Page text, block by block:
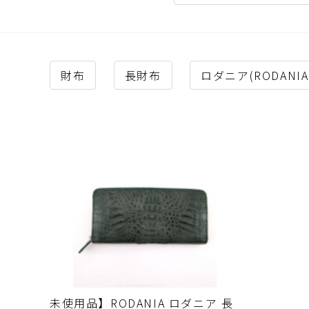
財布 長財布 ロダニア
未使用品】RODANIA ロダニア 長